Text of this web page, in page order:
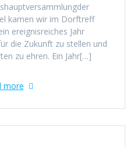
kamen wir im Dorftreff
ereignisreiches Jahr
die Zukunft zu stellen und
zu ehren. Ein Jahr[…]
more